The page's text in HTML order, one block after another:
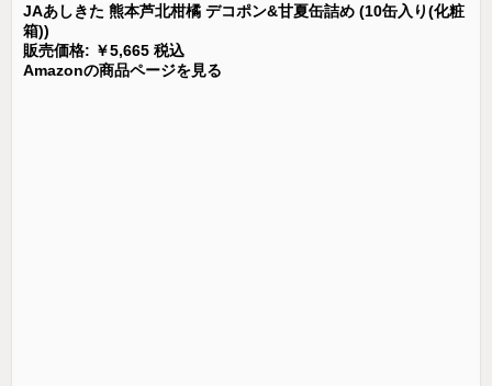
JAあしきた 熊本芦北柑橘 デコポン&甘夏缶詰め (10缶入り(化粧
箱))
販売価格: ￥5,665 税込
Amazonの商品ページを見る